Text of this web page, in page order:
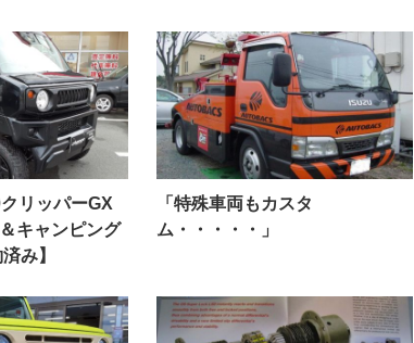
リッパーGX
キャンピング
み】
「特殊車両もカスタ
ム・・・・・」